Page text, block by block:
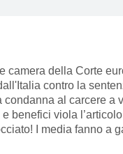
camera della Corte
contro la
condanna al carcere a
benefici viola
I media fanno a